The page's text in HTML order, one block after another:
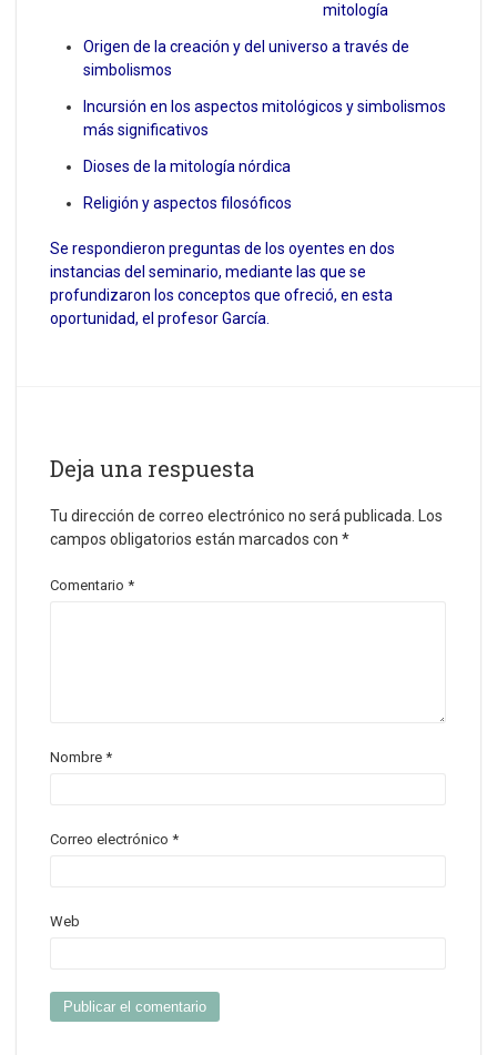
mitología
Origen de la creación y del universo a través de
simbolismos
Incursión en los aspectos mitológicos y simbolismos
más significativos
Dioses de la mitología nórdica
Religión y aspectos filosóficos
Se respondieron preguntas de los oyentes en dos
instancias del seminario, mediante las que se
profundizaron los conceptos que ofreció, en esta
oportunidad, el profesor García.
Deja una respuesta
Tu dirección de correo electrónico no será publicada. Los
campos obligatorios están marcados con *
Comentario *
Nombre *
Correo electrónico *
Web